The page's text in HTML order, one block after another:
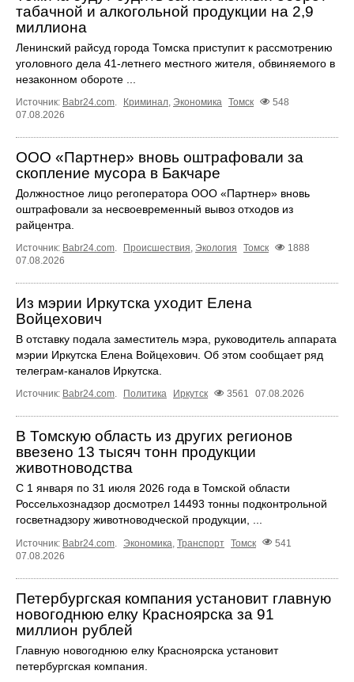
табачной и алкогольной продукции на 2,9
миллиона
Ленинский райсуд города Томска приступит к рассмотрению
уголовного дела 41-летнего местного жителя, обвиняемого в
незаконном обороте ...
Источник: Babr24.com. Криминал, Экономика Томск
548
07.08.2026
ООО «Партнер» вновь оштрафовали за
скопление мусора в Бакчаре
Должностное лицо регоператора ООО «Партнер» вновь
оштрафовали за несвоевременный вывоз отходов из
райцентра.
Источник: Babr24.com. Происшествия, Экология Томск
1888
07.08.2026
Из мэрии Иркутска уходит Елена
Войцехович
В отставку подала заместитель мэра, руководитель аппарата
мэрии Иркутска Елена Войцехович. Об этом сообщает ряд
телеграм‑каналов Иркутска.
Источник: Babr24.com. Политика Иркутск 3561 07.08.2026
В Томскую область из других регионов
ввезено 13 тысяч тонн продукции
животноводства
С 1 января по 31 июля 2026 года в Томской области
Россельхознадзор досмотрел 14493 тонны подконтрольной
госветнадзору животноводческой продукции, ...
Источник: Babr24.com Экономика Транспорт Томск
541
07.08.2026
Петербургская компания установит главную
новогоднюю елку Красноярска за 91
миллион рублей
Главную новогоднюю елку Красноярска установит
петербургская компания.